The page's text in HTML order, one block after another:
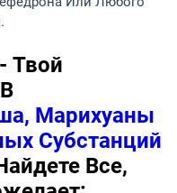
Твой
Марихуаны
Субстанций
Все,